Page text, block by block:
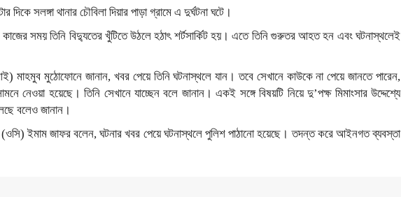
দিকে সলঙ্গা থানার চৌবিলা দিয়ার পাড়া গ্রামে এ দুর্ঘটনা ঘটে।
কাজের সময় তিনি বিদ্যুতের খুঁটিতে উঠলে হঠাৎ শর্টসার্কিট হয়। এতে তিনি গুরুতর আহত হন এবং ঘটনাস্থলেই
মাহমুব মুঠোফোনে জানান, খবর পেয়ে তিনি ঘটনাস্থলে যান। তবে সেখানে কাউকে না পেয়ে জানতে পারেন,
নেওয়া হয়েছে। তিনি সেখানে যাচ্ছেন বলে জানান। একই সঙ্গে বিষয়টি নিয়ে দু’পক্ষ মিমাংসার উদ্দেশ্যে
বলেও জানান।
(ওসি) ইমাম জাফর বলেন, ঘটনার খবর পেয়ে ঘটনাস্থলে পুলিশ পাঠানো হয়েছে। তদন্ত করে আইনগত ব্যবস্তা